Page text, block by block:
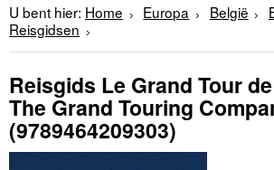
U bent hier: Home Europa België
Reisgidsen
Reisgids Le Grand Tour
The Grand Touring
(9789464209303)